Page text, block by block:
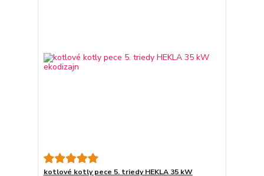
kotlové kotly pece 5. triedy HEKLA 35 kW